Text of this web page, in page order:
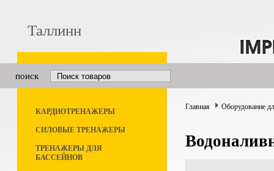
Таллинн
поиск
КАРДИОТРЕНАЖЕРЫ
СИЛОВЫЕ ТРЕНАЖЕРЫ
ТРЕНАЖЕРЫ ДЛЯ
БАССЕЙНОВ
Главная Оборудование